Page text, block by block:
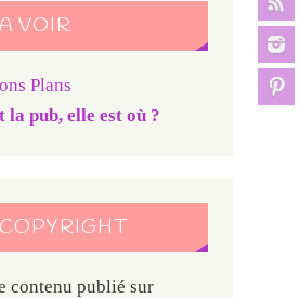
A VOIR
Plans
la pub, elle est où ?
COPYRIGHT
contenu publié sur